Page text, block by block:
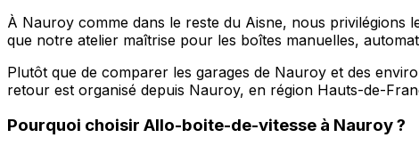
À Nauroy comme dans le reste du Aisne, nous
que notre atelier maîtrise pour les boîtes manuelles,
Plutôt que de comparer les garages de Nauroy et des
retour est organisé depuis Nauroy, en région Hauts-de-
Pourquoi choisir Allo-boite-de-vitesse à Nauroy?